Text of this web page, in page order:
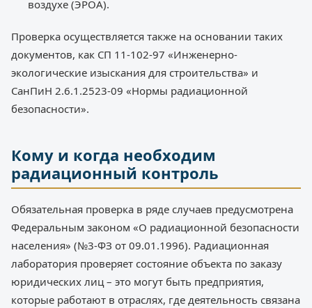
воздухе (ЭРОА).
Проверка осуществляется также на основании таких
документов, как СП 11-102-97 «Инженерно-
экологические изыскания для строительства» и
СанПиН 2.6.1.2523-09 «Нормы радиационной
безопасности».
Кому и когда необходим
радиационный контроль
Обязательная проверка в ряде случаев предусмотрена
Федеральным законом «О радиационной безопасности
населения» (№3-ФЗ от 09.01.1996). Радиационная
лаборатория проверяет состояние объекта по заказу
юридических лиц – это могут быть предприятия,
которые работают в отраслях, где деятельность связана